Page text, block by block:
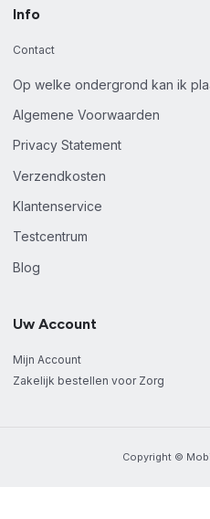
Info
Contact
Op welke ondergrond kan ik
Algemene Voorwaarden
Privacy Statement
Verzendkosten
Klantenservice
Testcentrum
Blog
Uw Account
Mijn Account
Zakelijk bestellen voor Zorg
Copyright ©